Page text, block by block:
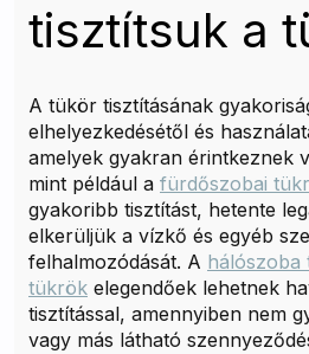
tisztítsuk a
A tükör tisztításának
elhelyezkedésétől és
amelyek gyakran érintkeznek
mint például a fürdőszobai
gyakoribb tisztítást, hetente
elkerüljük a vízkő és egyéb
felhalmozódását. A hálószoba
tükrök elegendőek lehetnek
tisztítással, amennyiben nem
vagy más látható